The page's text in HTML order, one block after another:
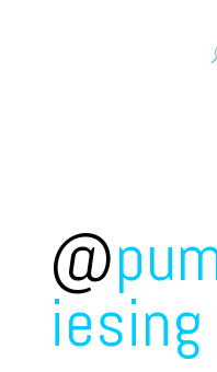
@
iesing